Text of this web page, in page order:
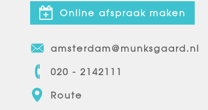
Online afspraak maken
amsterdam@munksgaard.nl
020 - 2142111
Route